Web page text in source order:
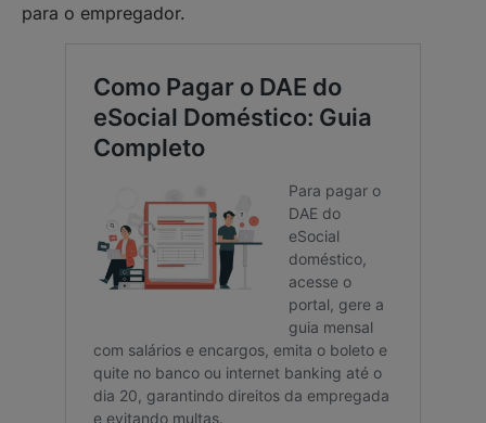
para o empregador.